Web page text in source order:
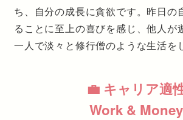
ち、自分の成長に貪欲です。昨日の
ることに至上の喜びを感じ、他人が
一人で淡々と修行僧のような生活を
💼 キャリア適
Work & Money